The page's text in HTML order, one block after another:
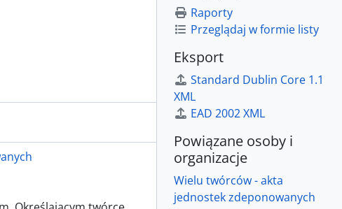
Raporty
Przeglądaj w formie listy
Eksport
Standard Dublin Core 1.1
XML
EAD 2002 XML
Powiązane osoby i
organizacje
Wielu twórców - akta
jednostek zdeponowanych